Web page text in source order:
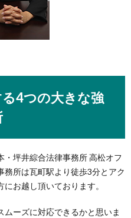
4つの大きな強
坪井綜合法律事務所 高松オフ
務所は瓦町駅より徒歩3分とアク
お越し頂いております。
ーズに対応できるかと思いま